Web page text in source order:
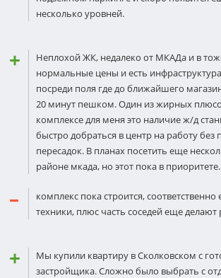
несколько уровней.
Неплохой ЖК, недалеко от МКАДа и в
нормальные цены и есть
посреди поля где до ближайшего
20 минут пешком. Один из жирных
комплексе для меня это наличие ж/д
быстро добраться в центр на работу без
пересадок. В планах посетить еще
районе мкада, но этот пока в приоритете.
комплекс пока строится,
техники, плюс часть соседей еще
Мы купили квартиру в Сколковском с
застройщика. Сложно было выбрать с